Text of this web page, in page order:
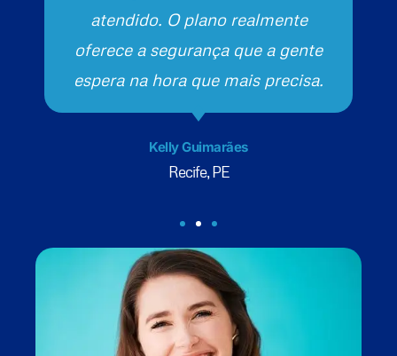
atendido. O plano realmente
oferece a segurança que a gente
espera na hora que mais precisa.
Kelly Guimarães
Recife, PE